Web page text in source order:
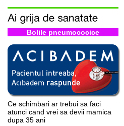
Bolile pneumococice
Ce schimbari ar trebui sa faci
atunci cand vrei sa devii mamica
dupa 35 ani